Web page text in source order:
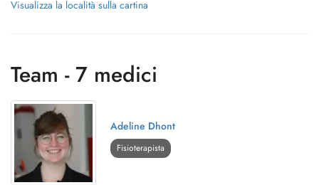
Visualizza la località sulla cartina
Team - 7 medici
Adeline Dhont
Fisioterapista